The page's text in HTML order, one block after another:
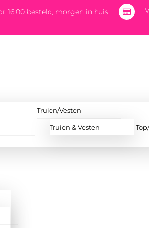
16:00 besteld, morgen in huis
Truien/Vesten
Truien & Vesten